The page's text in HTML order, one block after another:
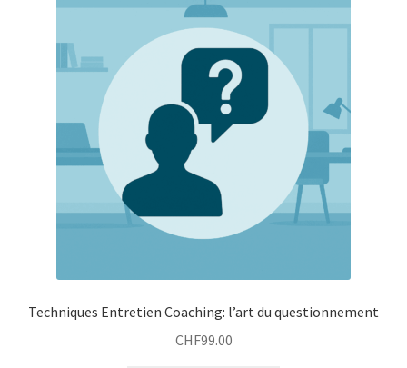
Techniques Entretien Coaching: l’art du questionnement
CHF99.00